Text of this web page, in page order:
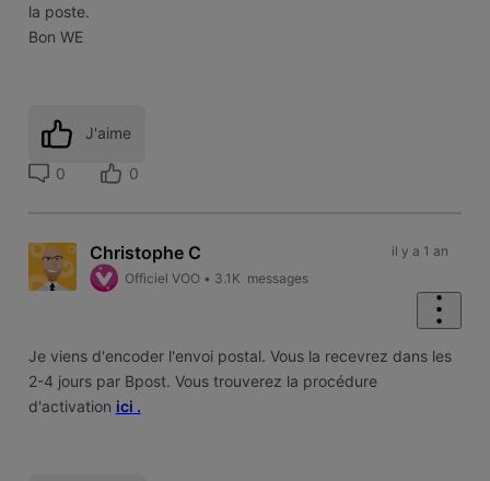
la poste.
Bon WE
J'aime
0 0
Christophe C
Officiel VOO • 3.1K messages
il y a 1 an
Je viens d'encoder l'envoi postal. Vous la recevrez dans les
2-4 jours par Bpost. Vous trouverez la procédure
d'activation ici .